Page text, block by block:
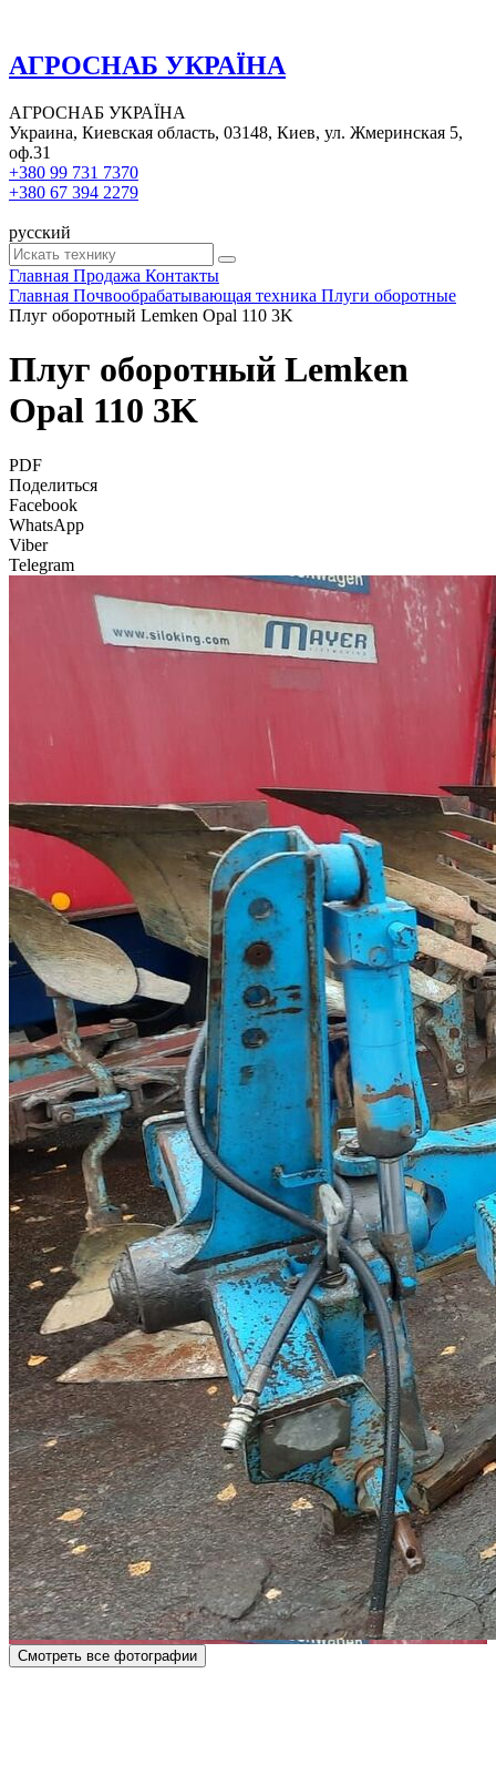
АГРОСНАБ УКРАЇНА
АГРОСНАБ УКРАЇНА
Украина, Киевская область, 03148, Киев, ул. Жмеринская 5,
оф.31
+380 99 731 7370
+380 67 394 2279
русский
Главная Продажа Контакты
Главная Почвообрабатывающая техника Плуги оборотные
Плуг оборотный Lemken Opal 110 3K
Плуг оборотный Lemken
Opal 110 3K
PDF
Поделиться
Facebook
WhatsApp
Viber
Telegram
Смотреть все фотографии